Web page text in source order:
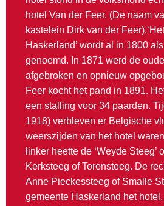
hotel Van der Feer. (De naam
kastelein Dirk van der
Haskerland’ wordt al in 1800
genoemd. In 1871 werd de
afgebroken en opnieuw
Feer kocht het pand in 1891.
een stalling voor 34 paarden.
1918) verbleven er Belgische
weerszijden van het hotel
linker heette de ‘Weyde Steeg’
Kerksteeg of Torensteeg. De
Anne Pieckessteeg of Smalle
gemeente Haskerland het